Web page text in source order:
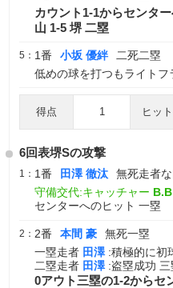
カウント1-1からセンタ
山 1-5 堺 二塁
5： 1番 小坂 優絆
二死二塁
低めの球を打つもライトフ
得点 1 ヒット
6回表堺Sの攻撃
1： 1番 田澤 徹汰
無死走者な
守備交代:キャッチャー B.B
センターへのヒット 一塁
2： 2番 本間 豪
無死一塁
一塁走者 田澤 :積極的に初
二塁走者 田澤 :盗塁成功 三
0アウト三塁の1-2からセ